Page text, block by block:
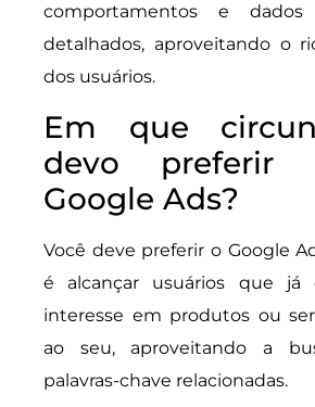
comportamentos e dados
detalhados, aproveitando o
dos usuários.
Em que
devo preferir
Google Ads?
Você deve preferir o Google
é alcançar usuários que já
interesse em produtos ou
ao seu, aproveitando a
palavras-chave relacionadas.